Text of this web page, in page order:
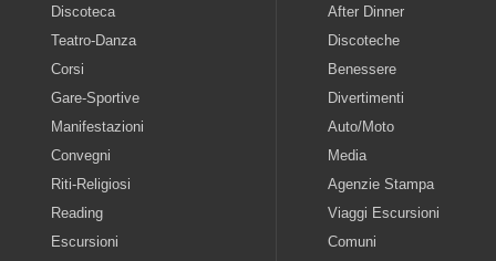
Discoteca
Teatro-Danza
Corsi
Gare-Sportive
Manifestazioni
Convegni
Riti-Religiosi
Reading
Escursioni
After Dinner
Discoteche
Benessere
Divertimenti
Auto/Moto
Media
Agenzie Stampa
Viaggi Escursioni
Comuni